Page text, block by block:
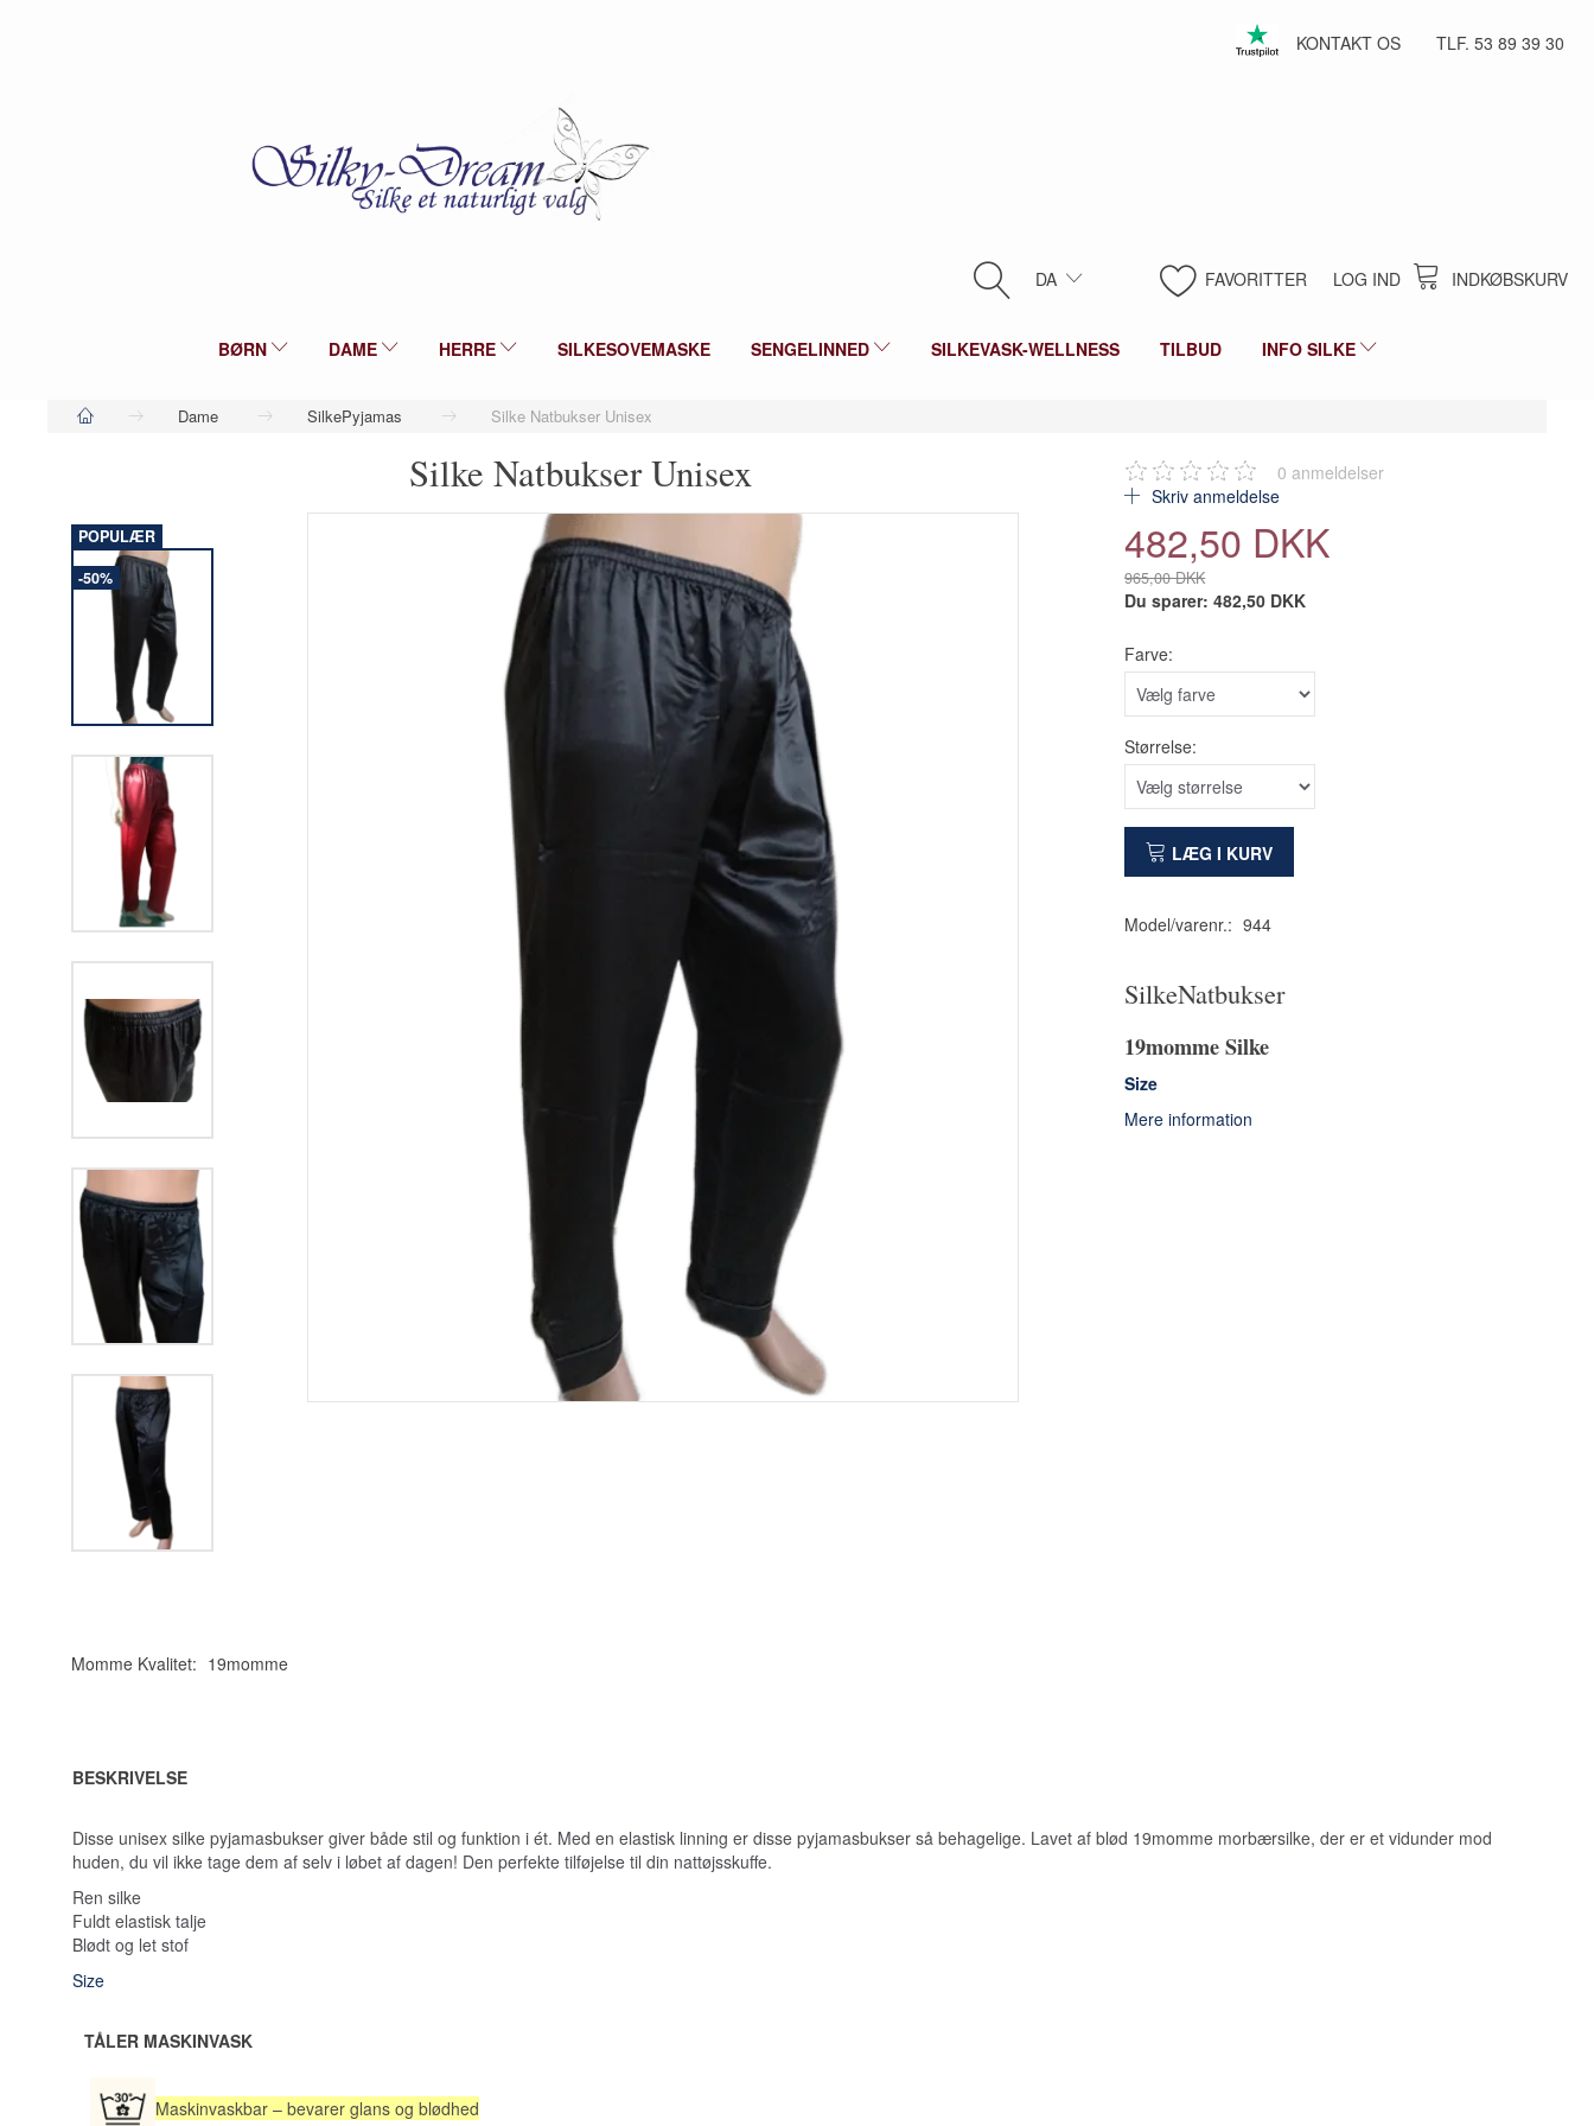
TLF. 53 89 39 30
KONTAKT OS
INDKØBSKURV
FAVORITTER LOG IND
DA
BØRN DAME HERRE SILKESOVEMASKE SENGELINNED SILKEVASK-WELLNESS TILBUD INFO SILKE
Dame SilkePyjamas Silke Natbukser Unisex
Silke Natbukser Unisex
POPULÆR
-50%
Momme Kvalitet: 19momme
0 anmeldelser
Skriv anmeldelse
482,50 DKK
965,00 DKK
Du sparer:482,50 DKK
Farve:
Størrelse:
LÆG I KURV
Model/varenr.: 944
SilkeNatbukser
19momme Silke
Size
Mere information
BESKRIVELSE
Disse unisex silke pyjamasbukser giver både stil og funktion i ét. Med en elastisk linning er disse pyjamasbukser så behagelige. Lavet af blød 19momme morbærsilke, der er et vidunder mod
huden, du vil ikke tage dem af selv i løbet af dagen! Den perfekte tilføjelse til din nattøjsskuffe.
Ren silke
Fuldt elastisk talje
Blødt og let stof
Size
TÅLER MASKINVASK
Maskinvaskbar – bevarer glans og blødhed